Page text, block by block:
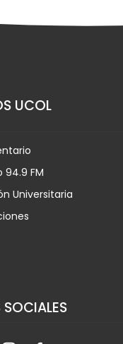
UCOL
94.9 FM
Universitaria
SOCIALES